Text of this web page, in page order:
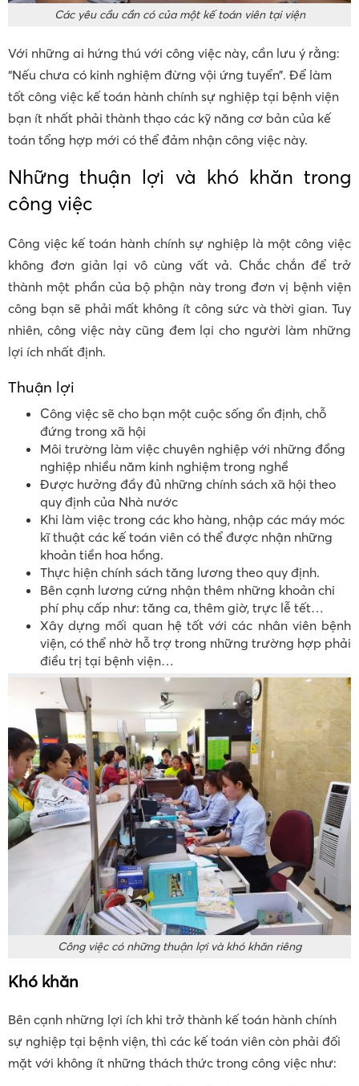
Các yêu cầu cần có của một kế toán viên tại viện
Với những ai hứng thú với công việc này, cần lưu ý rằng:
“Nếu chưa có kinh nghiệm đừng vội ứng tuyển”. Để làm
tốt công việc kế toán hành chính sự nghiệp tại bệnh viện
bạn ít nhất phải thành thạo các kỹ năng cơ bản của kế
toán tổng hợp mới có thể đảm nhận công việc này.
Những thuận lợi và khó khăn trong
công việc
Công việc kế toán hành chính sự nghiệp là một công việc
không đơn giản lại vô cùng vất vả. Chắc chắn để trở
thành một phần của bộ phận này trong đơn vị bệnh viện
công bạn sẽ phải mất không ít công sức và thời gian. Tuy
nhiên, công việc này cũng đem lại cho người làm những
lợi ích nhất định.
Thuận lợi
Công việc sẽ cho bạn một cuộc sống ổn định, chỗ
đứng trong xã hội
Môi trường làm việc chuyên nghiệp với những đồng
nghiệp nhiều năm kinh nghiệm trong nghề
Được hưởng đầy đủ những chính sách xã hội theo
quy định của Nhà nước
Khi làm việc trong các kho hàng, nhập các máy móc
kĩ thuật các kế toán viên có thể được nhận những
khoản tiền hoa hồng.
Thực hiện chính sách tăng lương theo quy định.
Bên cạnh lương cứng nhận thêm những khoản chi
phí phụ cấp như: tăng ca, thêm giờ, trực lễ tết…
Xây dựng mối quan hệ tốt với các nhân viên bệnh
viện, có thể nhờ hỗ trợ trong những trường hợp phải
điều trị tại bệnh viện…
Công việc có những thuận lợi và khó khăn riêng
Khó khăn
Bên cạnh những lợi ích khi trở thành kế toán hành chính
sự nghiệp tại bệnh viện, thì các kế toán viên còn phải đối
mặt với không ít những thách thức trong công việc như: